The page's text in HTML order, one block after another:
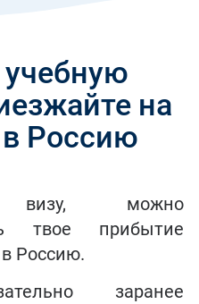
на
Россию
визу, можно
твое прибытие
Россию.
заранее